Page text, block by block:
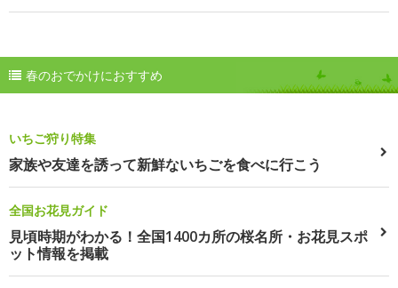
春のおでかけにおすすめ
いちご狩り特集
家族や友達を誘って新鮮ないちごを食べに行こう
全国お花見ガイド
見頃時期がわかる！全国1400カ所の桜名所・お花見スポ
ット情報を掲載